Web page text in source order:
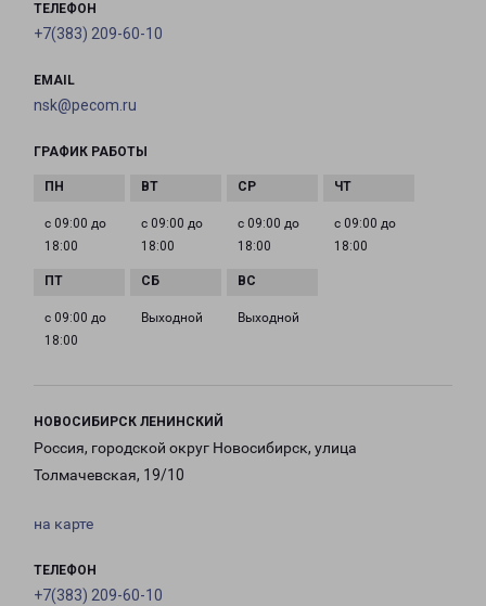
ТЕЛЕФОН
+7(383) 209-60-10
EMAIL
nsk@pecom.ru
ГРАФИК РАБОТЫ
с 09:00 до
18:00
с 09:00 до
18:00
с 09:00 до
18:00
с 09:00 до
18:00
с 09:00 до
18:00
Выходной Выходной
НОВОСИБИРСК ЛЕНИНСКИЙ
Россия, городской округ Новосибирск, улица
Толмачевская, 19/10
на карте
ТЕЛЕФОН
+7(383) 209-60-10